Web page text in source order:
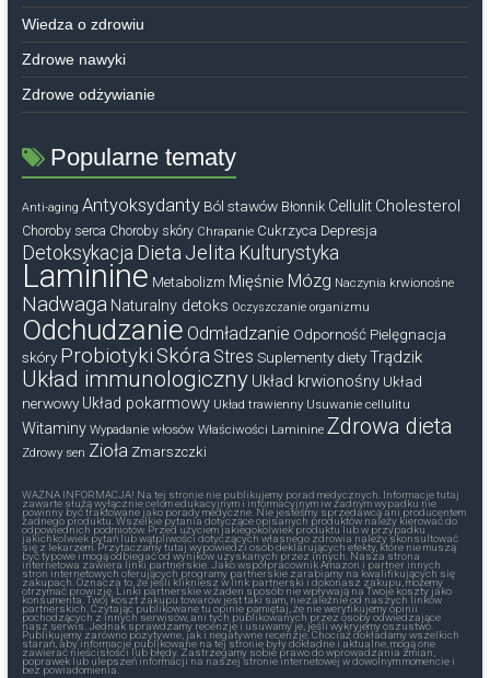
Wiedza o zdrowiu
Zdrowe nawyki
Zdrowe odżywianie
Popularne tematy
Anti-aging Antyoksydanty Ból stawów Błonnik Cellulit Cholesterol
Choroby serca Choroby skóry Chrapanie Cukrzyca Depresja
Detoksykacja Dieta Jelita Kulturystyka
Laminine Metabolizm Mięśnie Mózg Naczynia krwionośne
Nadwaga Naturalny detoks Oczyszczanie organizmu
Odchudzanie Odmładzanie Odporność Pielęgnacja
skóry Probiotyki Skóra Stres Suplementy diety Trądzik
Układ immunologiczny Układ krwionośny Układ
nerwowy Układ pokarmowy Układ trawienny Usuwanie cellulitu
Witaminy Wypadanie włosów Właściwości Laminine Zdrowa dieta
Zdrowy sen Zioła Zmarszczki
WAŻNA INFORMACJA! Na tej stronie nie publikujemy porad medycznych. Informacje tutaj
zawarte służą wyłącznie celom edukacyjnym i informacyjnym iw żadnym wypadku nie
powinny być traktowane jako porady medyczne. Nie jesteśmy sprzedawcą ani producentem
żadnego produktu. Wszelkie pytania dotyczące opisanych produktów należy kierować do
odpowiednich podmiotów. Przed użyciem jakiegokolwiek produktu lub w przypadku
jakichkolwiek pytań lub wątpliwości dotyczących własnego zdrowia należy skonsultować
się z lekarzem. Przytaczamy tutaj wypowiedzi osób deklarujących efekty, które nie muszą
być typowe i mogą odbiegać od wyników uzyskanych przez innych. Nasza strona
internetowa zawiera linki partnerskie. Jako współpracownik Amazon i partner innych
stron internetowych oferujących programy partnerskie zarabiamy na kwalifikujących się
zakupach. Oznacza to, że jeśli klikniesz w link partnerski i dokonasz zakupu, możemy
otrzymać prowizję. Linki partnerskie w żaden sposób nie wpływają na Twoje koszty jako
konsumenta. Twój koszt zakupu towarów jest taki sam, niezależnie od naszych linków
partnerskich. Czytając publikowane tu opinie pamiętaj, że nie weryfikujemy opinii
pochodzących z innych serwisów, ani tych publikowanych przez osoby odwiedzające
nasz serwis. Jednak sprawdzamy recenzje i usuwamy je, jeśli wykryjemy oszustwo.
Publikujemy zarówno pozytywne, jak i negatywne recenzje. Chociaż dokładamy wszelkich
starań, aby informacje publikowane na tej stronie były dokładne i aktualne, mogą one
zawierać nieścisłości lub błędy. Zastrzegamy sobie prawo do wprowadzania zmian,
poprawek lub ulepszeń informacji na naszej stronie internetowej w dowolnym momencie i
bez powiadomienia.